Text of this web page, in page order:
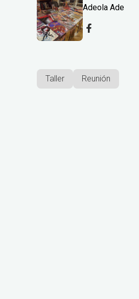
Adeola Ade
Taller Reunión